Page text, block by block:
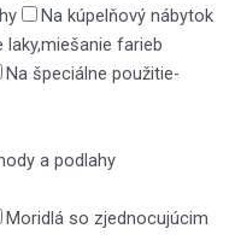
Na kúpelňový nábytok
laky,miešanie farieb
Na špeciálne použitie-
a podlahy
Moridlá so zjednocujúcim